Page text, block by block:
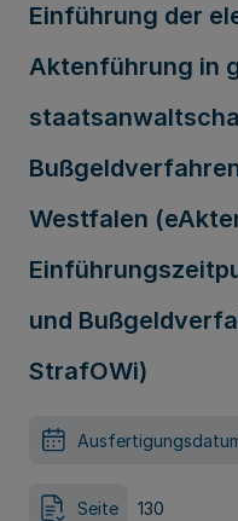
Einführung der
Aktenführung in
Westfalen
und
StrafOWi)
Seite 130